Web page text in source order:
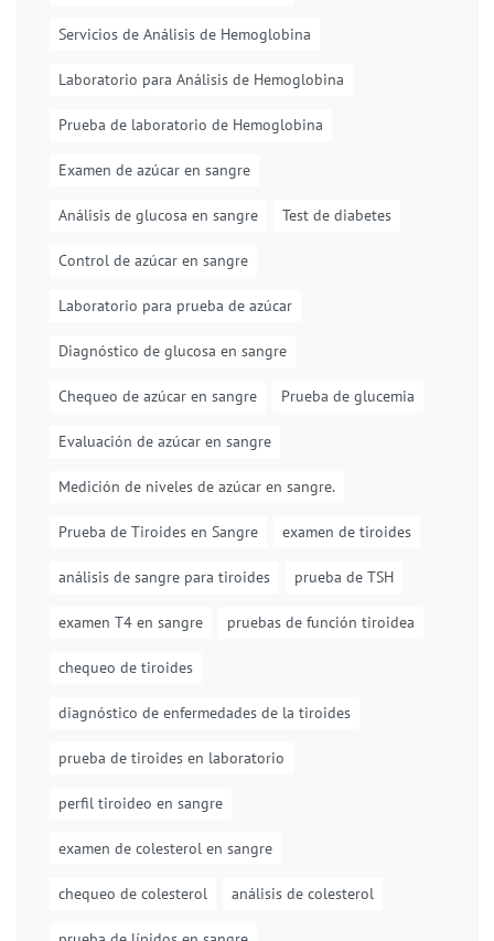
Servicios de Análisis de Hemoglobina
Laboratorio para Análisis de Hemoglobina
Prueba de laboratorio de Hemoglobina
Examen de azúcar en sangre
Análisis de glucosa en sangre Test de diabetes
Control de azúcar en sangre
Laboratorio para prueba de azúcar
Diagnóstico de glucosa en sangre
Chequeo de azúcar en sangre Prueba de glucemia
Evaluación de azúcar en sangre
Medición de niveles de azúcar en sangre.
Prueba de Tiroides en Sangre examen de tiroides
análisis de sangre para tiroides prueba de TSH
examen T4 en sangre pruebas de función tiroidea
chequeo de tiroides
diagnóstico de enfermedades de la tiroides
prueba de tiroides en laboratorio
perfil tiroideo en sangre
examen de colesterol en sangre
chequeo de colesterol análisis de colesterol